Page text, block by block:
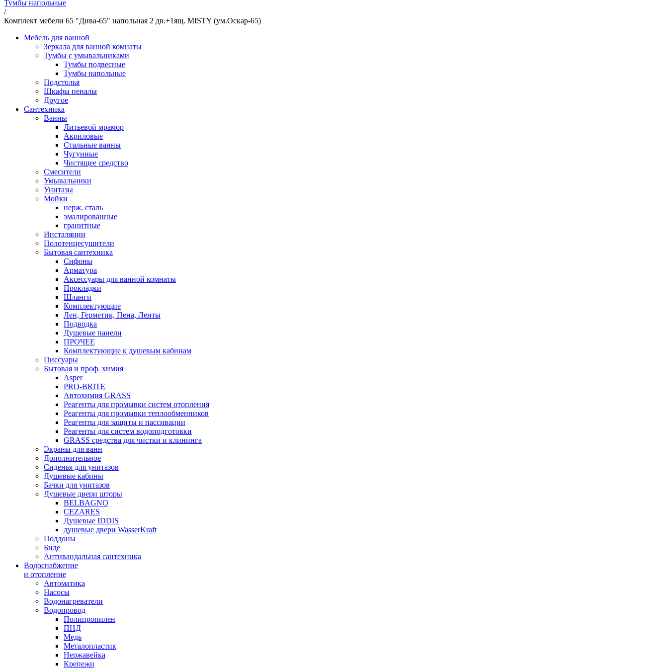
Тумбы напольные
/
Комплект мебели 65 "Дива-65" напольная 2 дв.+1ящ. MISTY (ум.Оскар-65)
Мебель для ванной
Зеркала для ванной комнаты
Тумбы с умывальниками
Тумбы подвесные
Тумбы напольные
Подстолья
Шкафы пеналы
Другое
Сантехника
Ванны
Литьевой мрамор
Акриловые
Стальные ванны
Чугунные
Чистящее средство
Смесители
Умывальники
Унитазы
Мойки
нерж. сталь
эмалированные
гранитные
Инсталяции
Полотенцесушители
Бытовая сантехника
Сифоны
Арматура
Аксессуары для ванной комнаты
Прокладки
Шланги
Комплектующие
Лен, Герметик, Пена, Ленты
Подводка
Душевые панели
ПРОЧЕЕ
Комплектующие к душевым кабинам
Писсуары
Бытовая и проф. химия
Asper
PRO-BRITE
Автохимия GRASS
Реагенты для промывки систем отопления
Реагенты для промывки теплообменников
Реагенты для защиты и пассивации
Реагенты для систем водоподготовки
GRASS средства для чистки и клининга
Экраны для ванн
Дополнительное
Сиденья для унитазов
Душевые кабины
Бачки для унитазов
Душевые двери шторы
BELBAGNO
CEZARES
Душевые IDDIS
душевые двери WasserKraft
Поддоны
Биде
Антивандальная сантехника
Водоснабжение
и отопление
Автоматика
Насосы
Водонагреватели
Водопровод
Полипропилен
ПНД
Медь
Металопластик
Нержавейка
Крепежи